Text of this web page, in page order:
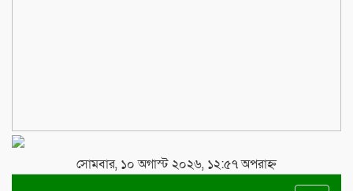
সোমবার, ১০ অগাস্ট ২০২৬, ১২:৫৭ অপরাহ্ন